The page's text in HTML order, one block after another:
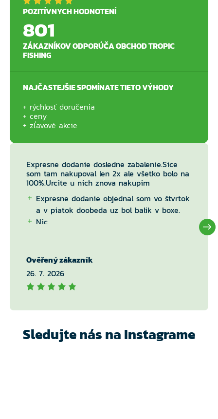
POZITÍVNYCH HODNOTENÍ
801
ZÁKAZNÍKOV ODPORÚČA OBCHOD TROPIC
FISHING
NAJČASTEJŠIE SPOMÍNATE TIETO VÝHODY
rýchlosť doručenia
ceny
zľavové akcie
Expresne dodanie dosledne zabalenie.Sice
som tam nakupoval len 2x ale všetko bolo na
100%.Urcite u nich znova nakupim
Expresne dodanie objednal som vo štvrtok
a v piatok doobeda uz bol balik v boxe.
Nic
Ověřený zákazník
26. 7. 2026
Sledujte nás na Instagrame